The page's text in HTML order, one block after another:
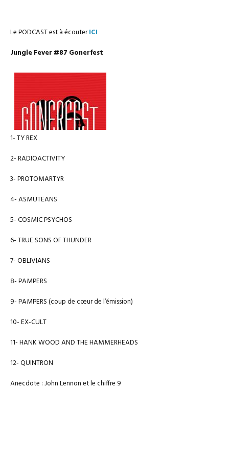
Le PODCAST est à écouterICI
Jungle Fever #87 Gonerfest
1- TY REX
2- RADIOACTIVITY
3- PROTOMARTYR
4- ASMUTEANS
5- COSMIC PSYCHOS
6- TRUE SONS OF THUNDER
7- OBLIVIANS
8- PAMPERS
9- PAMPERS (coup de cœur de l’émission)
10- EX-CULT
11- HANK WOOD AND THE HAMMERHEADS
12- QUINTRON
Anecdote : John Lennon et le chiffre 9